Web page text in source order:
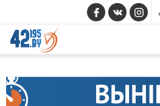
MAIN
CONTENT
17